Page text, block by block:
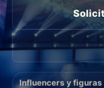
Influencers y